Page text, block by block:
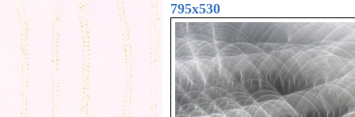
795x530